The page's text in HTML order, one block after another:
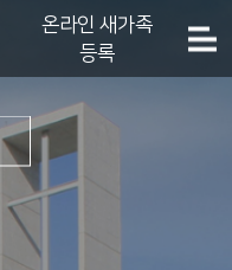
온라인 새가족
등록